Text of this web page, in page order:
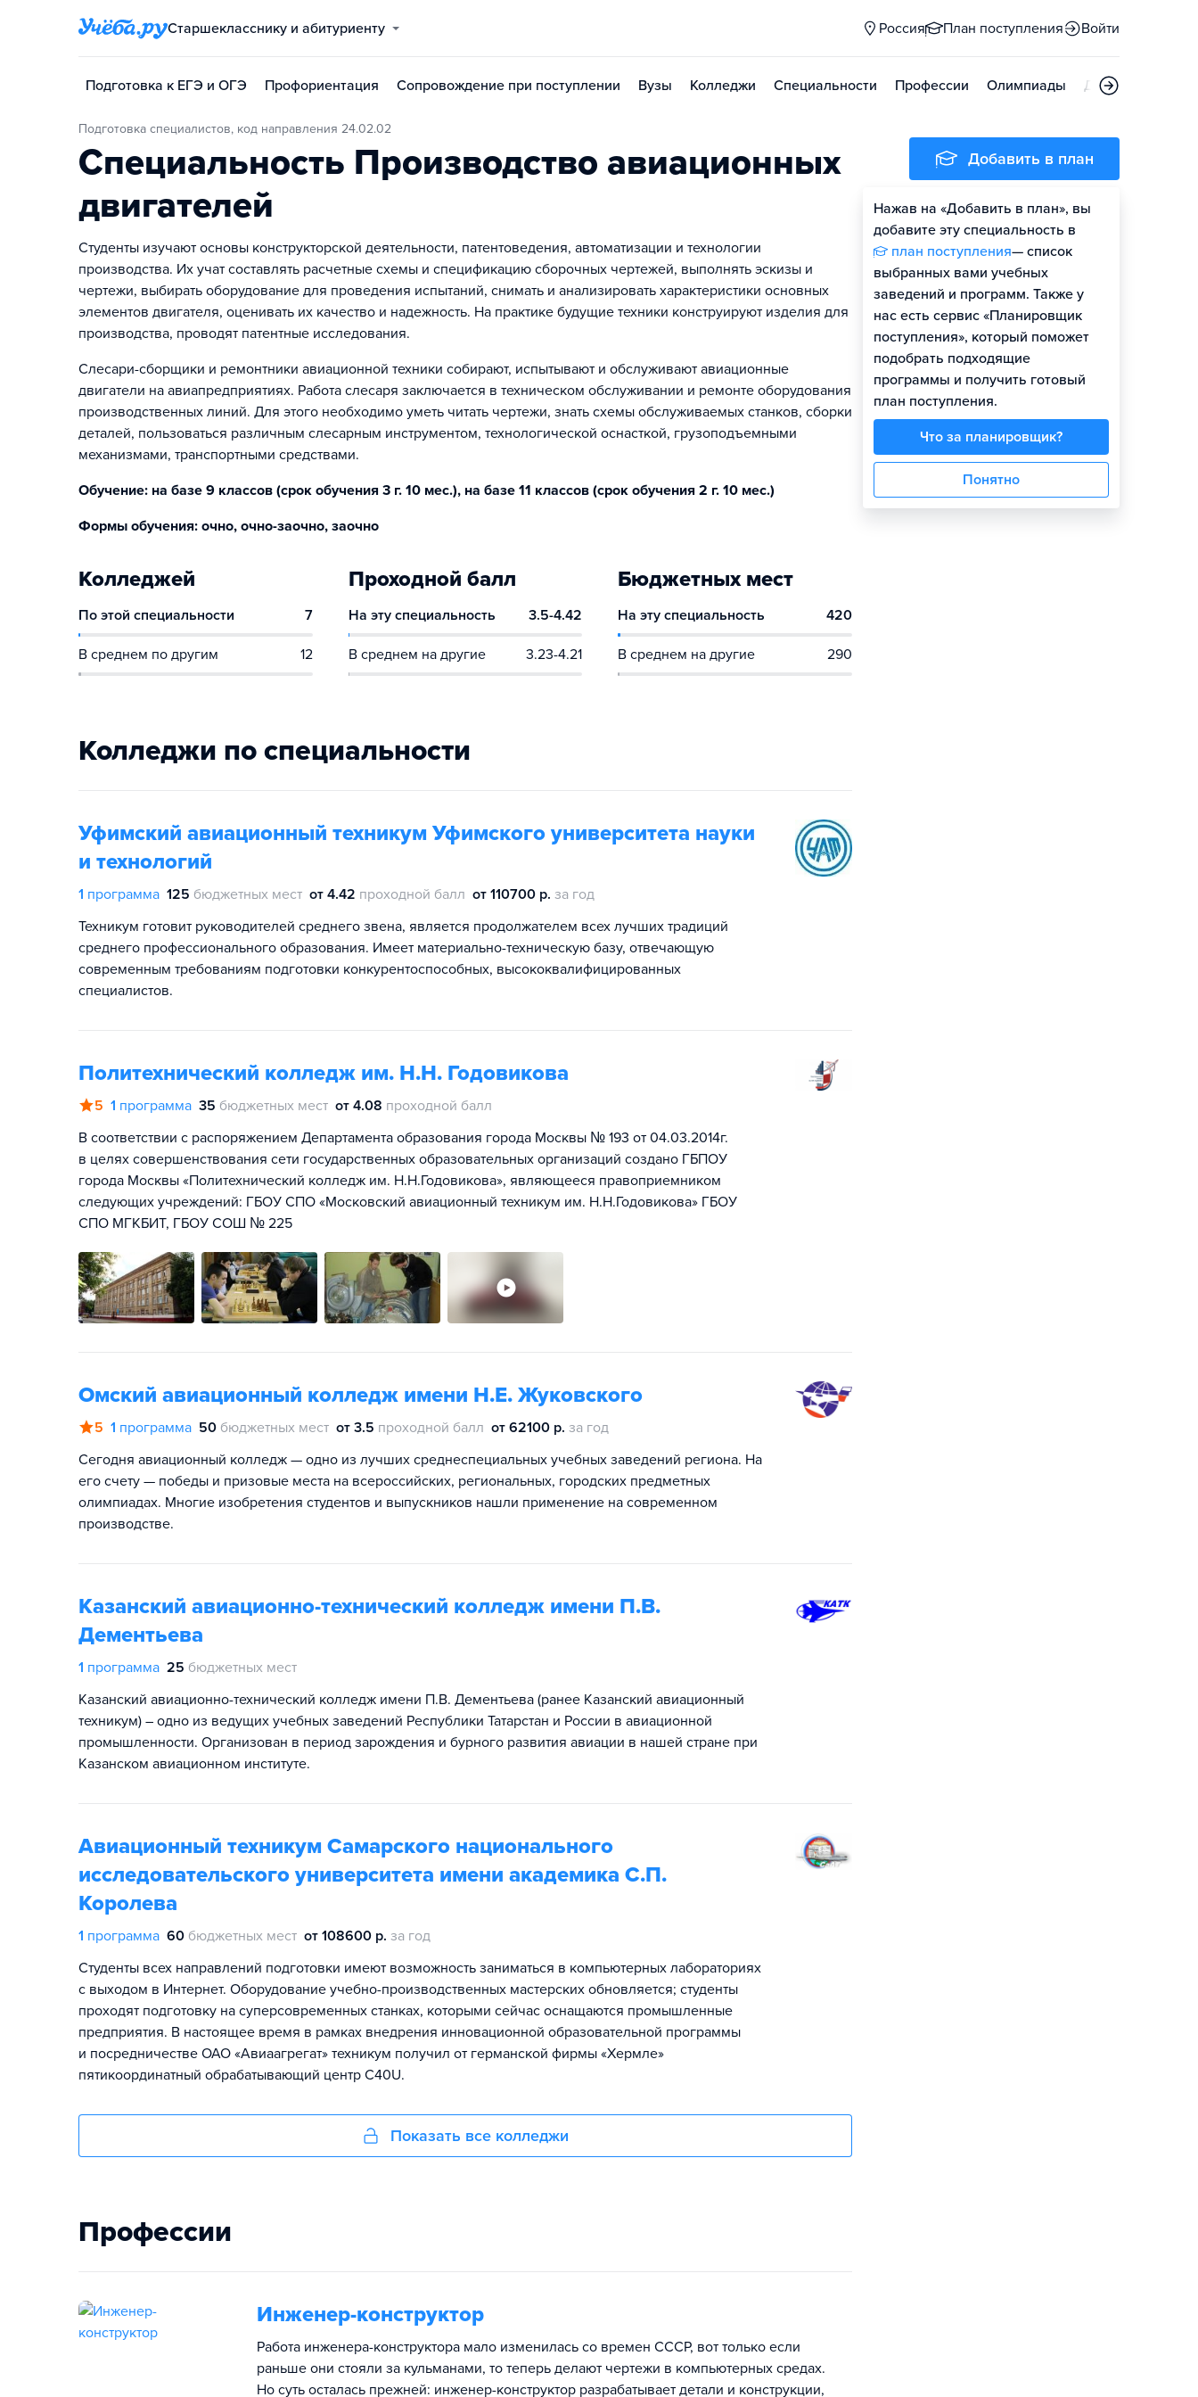
Старшекласснику и абитуриенту Россия План поступления Войти
Подготовка к ЕГЭ и ОГЭ Профориентация Сопровождение при поступлении Вузы Колледжи Специальности Профессии Олимпиады Дни открытых
Подготовка специалистов, код направления 24.02.02
Специальность Производство авиационных
двигателей
Студенты изучают основы конструкторской деятельности, патентоведения, автоматизации и технологии
производства. Их учат составлять расчетные схемы и спецификацию сборочных чертежей, выполнять эскизы и
чертежи, выбирать оборудование для проведения испытаний, снимать и анализировать характеристики основных
элементов двигателя, оценивать их качество и надежность. На практике будущие техники конструируют изделия для
производства, проводят патентные исследования.
Слесари-сборщики и ремонтники авиационной техники собирают, испытывают и обслуживают авиационные
двигатели на авиапредприятиях. Работа слесаря заключается в техническом обслуживании и ремонте оборудования
производственных линий. Для этого необходимо уметь читать чертежи, знать схемы обслуживаемых станков, сборки
деталей, пользоваться различным слесарным инструментом, технологической оснасткой, грузоподъемными
механизмами, транспортными средствами.
Обучение: на базе 9 классов (срок обучения 3 г. 10 мес.), на базе 11 классов (срок обучения 2 г. 10 мес.)
Формы обучения: очно, очно-заочно, заочно
Колледжей
По этой специальности 7
В среднем по другим 12
Проходной балл
На эту специальность 3.5-4.42
В среднем на другие 3.23-4.21
Бюджетных мест
На эту специальность 420
В среднем на другие 290
Колледжи по специальности
Уфимский авиационный техникум Уфимского университета науки
и технологий
1 программа 125 бюджетных мест от 4.42 проходной балл от 110700 р. за год
Техникум готовит руководителей среднего звена, является продолжателем всех лучших традиций
среднего профессионального образования. Имеет материально-техническую базу, отвечающую
современным требованиям подготовки конкурентоспособных, высококвалифицированных
специалистов.
Политехнический колледж им. Н.Н. Годовикова
5 1 программа 35 бюджетных мест от 4.08 проходной балл
В соответствии с распоряжением Департамента образования города Москвы № 193 от 04.03.2014г.
в целях совершенствования сети государственных образовательных организаций создано ГБПОУ
города Москвы «Политехнический колледж им. Н.Н.Годовикова», являющееся правоприемником
следующих учреждений: ГБОУ СПО «Московский авиационный техникум им. Н.Н.Годовикова» ГБОУ
СПО МГКБИТ, ГБОУ СОШ № 225
Омский авиационный колледж имени Н.Е. Жуковского
5 1 программа 50 бюджетных мест от 3.5 проходной балл от 62100 р. за год
Сегодня авиационный колледж — одно из лучших среднеспециальных учебных заведений региона. На
его счету — победы и призовые места на всероссийских, региональных, городских предметных
олимпиадах. Многие изобретения студентов и выпускников нашли применение на современном
производстве.
Казанский авиационно-технический колледж имени П.В.
Дементьева
1 программа 25 бюджетных мест
Казанский авиационно-технический колледж имени П.В. Дементьева (ранее Казанский авиационный
техникум) – одно из ведущих учебных заведений Республики Татарстан и России в авиационной
промышленности. Организован в период зарождения и бурного развития авиации в нашей стране при
Казанском авиационном институте.
Авиационный техникум Самарского национального
исследовательского университета имени академика С.П.
Королева
1 программа 60 бюджетных мест от 108600 р. за год
Студенты всех направлений подготовки имеют возможность заниматься в компьютерных лабораториях
с выходом в Интернет. Оборудование учебно-производственных мастерских обновляется; студенты
проходят подготовку на суперсовременных станках, которыми сейчас оснащаются промышленные
предприятия. В настоящее время в рамках внедрения инновационной образовательной программы
и посредничестве ОАО «Авиаагрегат» техникум получил от германской фирмы «Хермле»
пятикоординатный обрабатывающий центр С40U.
Показать все колледжи
Профессии
Инженер-конструктор
Работа инженера-конструктора мало изменилась со времен СССР, вот только если
раньше они стояли за кульманами, то теперь делают чертежи в компьютерных средах.
Но суть осталась прежней: инженер-конструктор разрабатывает детали и конструкции,
Добавить в план
Нажав на «Добавить в план», вы
добавите эту специальность в
план поступления— список
выбранных вами учебных
заведений и программ. Также у
нас есть сервис «Планировщик
поступления», который поможет
подобрать подходящие
программы и получить готовый
план поступления.
Что за планировщик?
Понятно